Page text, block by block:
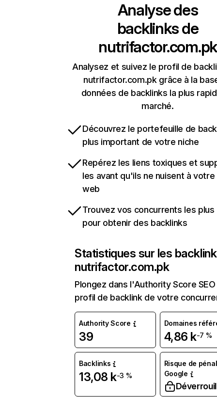
Analyse des
backlinks de
nutrifactor.com.pk
Analysez et suivez le profil de
nutrifactor.com.pk grâce à la
données de backlinks la plus
marché.
Découvrez le portefeuille de
plus important de votre niche
Repérez les liens toxiques et
les avant qu'ils ne nuisent à
web
Trouvez vos concurrents les
pour obtenir des backlinks
Statistiques sur les
nutrifactor.com.pk
Plongez dans l'Authority Score
profil de backlink de votre
Authority Score
39
Domaines
4,86 k-7 %
Backlinks
13,08 k-3 %
Risque de
Google